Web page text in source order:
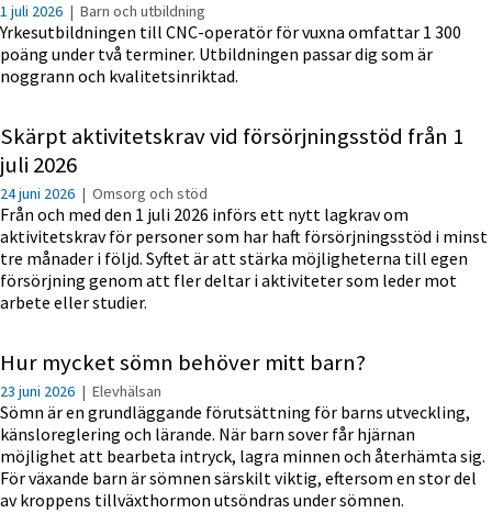
1 juli 2026 | Barn och utbildning
Yrkesutbildningen till CNC-operatör för vuxna omfattar 1 300
poäng under två terminer. Utbildningen passar dig som är
noggrann och kvalitetsinriktad.
Skärpt aktivitetskrav vid försörjningsstöd från 1
juli 2026
24 juni 2026 | Omsorg och stöd
Från och med den 1 juli 2026 införs ett nytt lagkrav om
aktivitetskrav för personer som har haft försörjningsstöd i minst
tre månader i följd. Syftet är att stärka möjligheterna till egen
försörjning genom att fler deltar i aktiviteter som leder mot
arbete eller studier.
Hur mycket sömn behöver mitt barn?
23 juni 2026 | Elevhälsan
Sömn är en grundläggande förutsättning för barns utveckling,
känsloreglering och lärande. När barn sover får hjärnan
möjlighet att bearbeta intryck, lagra minnen och återhämta sig.
För växande barn är sömnen särskilt viktig, eftersom en stor del
av kroppens tillväxthormon utsöndras under sömnen.